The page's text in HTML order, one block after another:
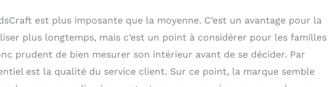
est plus imposante que la moyenne. C’est un avantage pour la
plus longtemps, mais c’est un point à considérer pour les familles
prudent de bien mesurer son intérieur avant de se décider. Par
est la qualité du service client. Sur ce point, la marque semble